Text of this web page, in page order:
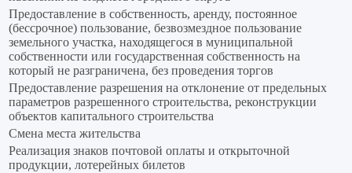
Предоставление в собственность, аренду, постоянное
(бессрочное) пользование, безвозмездное пользование
земельного участка, находящегося в муниципальной
собственности или государственная собственность на
который не разграничена, без проведения торгов
Предоставление разрешения на отклонение от предельных
параметров разрешенного строительства, реконструкции
объектов капитального строительства
Смена места жительства
Реализация знаков почтовой оплаты и открыточной
продукции, лотерейных билетов